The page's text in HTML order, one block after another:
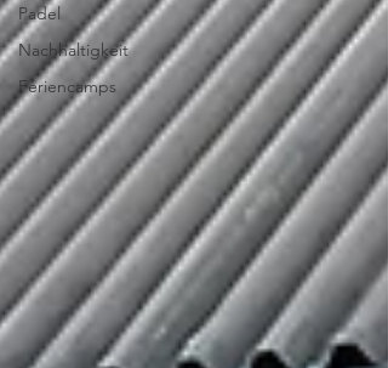
Padel
Nachhaltigkeit
Feriencamps